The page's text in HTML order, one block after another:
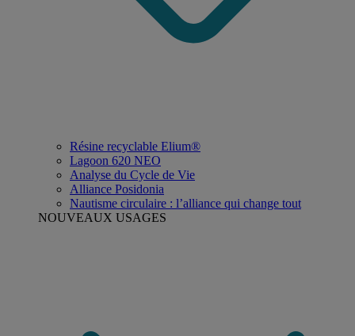
Résine recyclable Elium®
Lagoon 620 NEO
Analyse du Cycle de Vie
Alliance Posidonia
Nautisme circulaire : l’alliance qui change tout
NOUVEAUX USAGES